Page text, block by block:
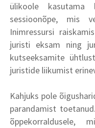
ülikoole kasutama
sessioonõpe, mis
Inimressursi
juristi eksam ning
kutseeksamite
juristide liikumist
Kahjuks pole
parandamist
õppekorraldusele,